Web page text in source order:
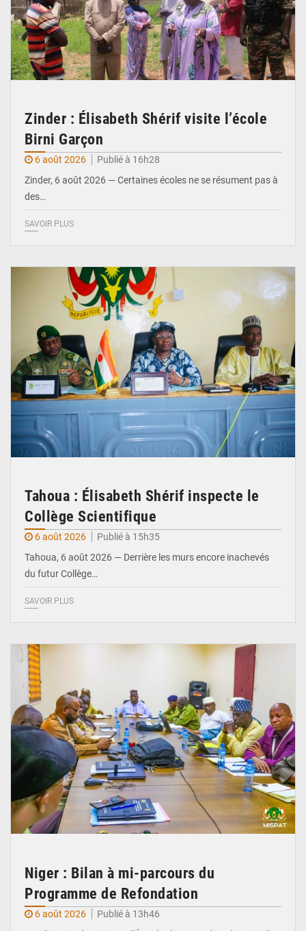
Zinder : Élisabeth Shérif visite l’école
Birni Garçon
6 août 2026
Publié à 16h28
Zinder, 6 août 2026 — Certaines écoles ne se résument pas à
des…
SAVOIR PLUS
Tahoua : Élisabeth Shérif inspecte le
Collège Scientifique
6 août 2026
Publié à 15h35
Tahoua, 6 août 2026 — Derrière les murs encore inachevés
du futur Collège…
SAVOIR PLUS
Niger : Bilan à mi-parcours du
Programme de Refondation
6 août 2026
Publié à 13h46